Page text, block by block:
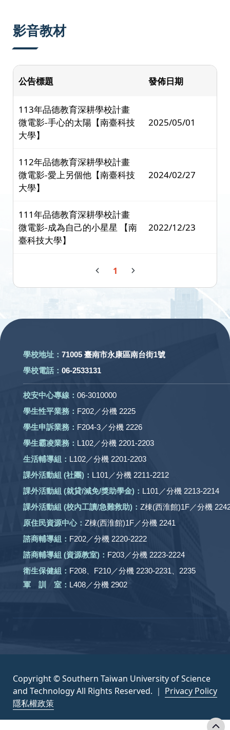
影音教材
公告標題 發佈日期
113年品德教育深耕學校計畫
微電影-手心的太陽【南臺科技
大學】
2025/05/01
112年品德教育深耕學校計畫
微電影-愛上另個他【南臺科技
大學】
2024/02/27
111年品德教育深耕學校計畫
微電影-成為自己的小星星 【南
臺科技大學】
2022/12/23
1
學校地址： 71005 臺南市永康區南台街1號
學校電話： 06-2533131
校安中心專線： 06-3010000
學生性平業務： F202／分機 2225
學生申訴業務： F204-3／分機 2226
學生霸凌業務： L102／分機 2201-2203
生活輔導組： L102／分機 2201-2203
課外活動組 (社團) ： L101／分機 2211-2212
課外活動組 (就貸/減免/獎助學金)： L101／分機 2213-2214
課外活動組 (校內工讀/急難救助) ： Z棟(西淮館)1F／分機
原住民資源中心： Z棟(西淮館)1F／分機 2241
諮商輔導組： F202／分機 2220-2222
諮商輔導組 (資源教室)： F203／分機 2223-2224
衛生保健組： F208、F210／分機 2230-2231、2235
軍 訓 室： L408／分機 2902
Copyright © Southern Taiwan University of Science
and Technology All Rights Reserved. ｜ Privacy Policy
隱私權政策